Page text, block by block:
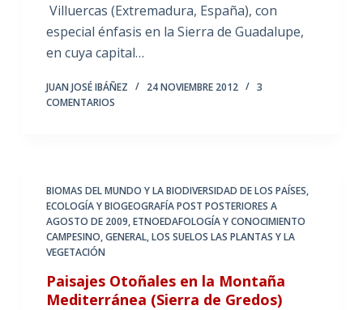
Villuercas (Extremadura, España), con
especial énfasis en la Sierra de Guadalupe,
en cuya capital…
JUAN JOSÉ IBÁÑEZ 24 NOVIEMBRE 2012
3
COMENTARIOS
BIOMAS DEL MUNDO Y LA BIODIVERSIDAD DE LOS PAÍSES,
ECOLOGÍA Y BIOGEOGRAFÍA POST POSTERIORES A
AGOSTO DE 2009,ETNOEDAFOLOGÍA Y CONOCIMIENTO
CAMPESINO,GENERAL,LOS SUELOS LAS PLANTAS Y LA
VEGETACIÓN
Paisajes Otoñales en la Montaña
Mediterránea (Sierra de Gredos)